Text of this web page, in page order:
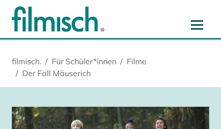
Hauptinhalt springen
Hauptnavigation springen
Cookie-Einstellungen springen
Startseite springen
filmisch. Für Schüler*innen
Filme
Der Fall Mäuserich